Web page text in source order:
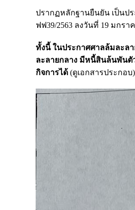
ปรากฏหลักฐานยืนยัน เป็นป
ฟฟ39/2563 ลงวันที่ 19 มกรา
ทั้งนี้ ในประกาศศาลล้มละลา
ละลายกลาง มีหนี้สินล้นพันตั
กิจการได้ (ดูเอกสารประกอบ)